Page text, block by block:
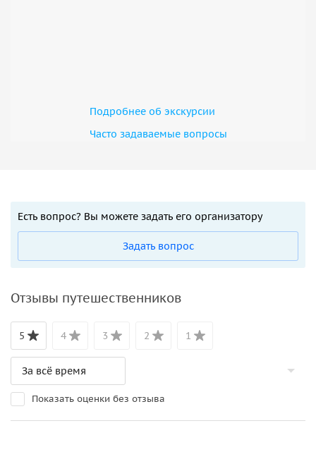
Подробнее об экскурсии
Часто задаваемые вопросы
Есть вопрос? Вы можете задать его организатору
Задать вопрос
Отзывы путешественников
5 4 3 2 1
Показать оценки без отзыва